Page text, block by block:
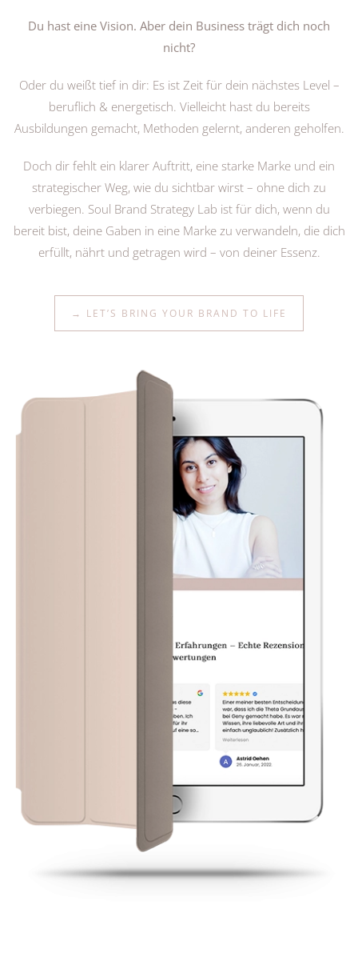
Du hast eine Vision. Aber dein Business trägt dich noch
nicht?
Oder du weißt tief in dir: Es ist Zeit für dein nächstes Level –
beruflich & energetisch. Vielleicht hast du bereits
Ausbildungen gemacht, Methoden gelernt, anderen geholfen.
Doch dir fehlt ein klarer Auftritt, eine starke Marke und ein
strategischer Weg, wie du sichtbar wirst – ohne dich zu
verbiegen. Soul Brand Strategy Lab ist für dich, wenn du
bereit bist, deine Gaben in eine Marke zu verwandeln, die dich
erfüllt, nährt und getragen wird – von deiner Essenz.
→ LET’S BRING YOUR BRAND TO LIFE